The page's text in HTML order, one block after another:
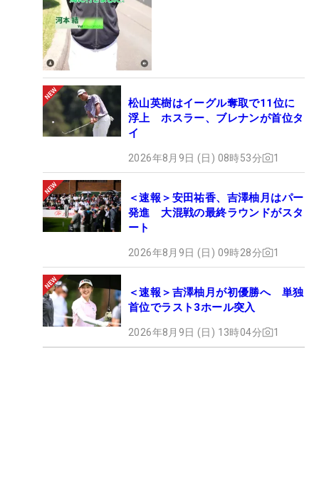
松山英樹はイーグル奪取で11位に
浮上 ホスラー、ブレナンが首位タ
イ
2026年8月9日 (日) 08時53分 1
＜速報＞安田祐香、吉澤柚月はパー
発進 大混戦の最終ラウンドがスタ
ート
2026年8月9日 (日) 09時28分 1
＜速報＞吉澤柚月が初優勝へ 単独
首位でラスト3ホール突入
2026年8月9日 (日) 13時04分 1